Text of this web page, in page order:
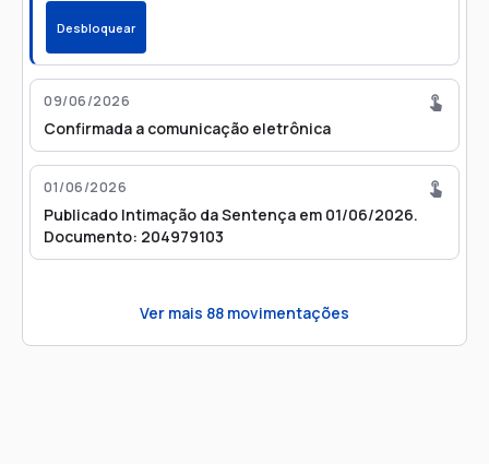
Desbloquear
09/06/2026
Confirmada a comunicação eletrônica
01/06/2026
Publicado Intimação da Sentença em 01/06/2026.
Documento: 204979103
Ver mais 88 movimentações